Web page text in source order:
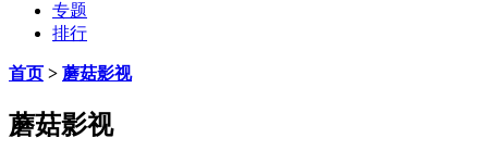
专题
排行
首页 > 蘑菇影视
蘑菇影视